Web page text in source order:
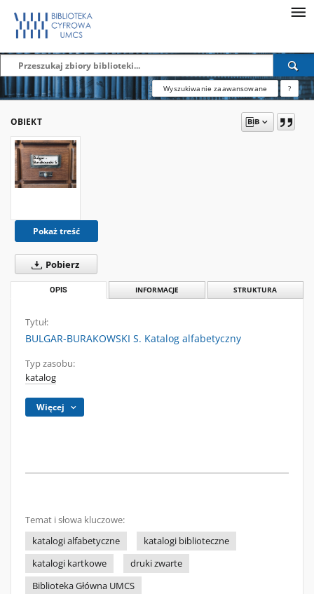
Wyszukiwanie zaawansowane ?
OBIEKT
Pokaż treść
Pobierz
OPIS INFORMACJE STRUKTURA
Tytuł:
BULGAR-BURAKOWSKI S. Katalog alfabetyczny
Typ zasobu:
katalog
Więcej
Temat i słowa kluczowe:
katalogi alfabetyczne
katalogi biblioteczne
katalogi kartkowe
druki zwarte
Biblioteka Główna UMCS